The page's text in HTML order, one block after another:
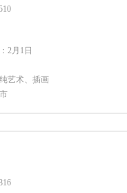
2月1日
艺术、插画